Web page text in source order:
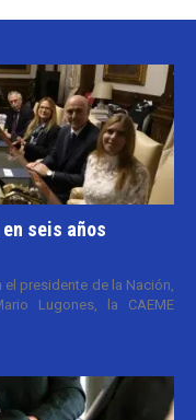
seis años
el presidente de la Nación,
Lugones, la CAEME